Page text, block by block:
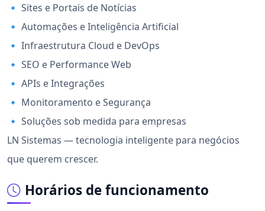
🔹 Sites e Portais de Notícias
🔹 Automações e Inteligência Artificial
🔹 Infraestrutura Cloud e DevOps
🔹 SEO e Performance Web
🔹 APIs e Integrações
🔹 Monitoramento e Segurança
🔹 Soluções sob medida para empresas
LN Sistemas — tecnologia inteligente para negócios
que querem crescer.
Horários de funcionamento